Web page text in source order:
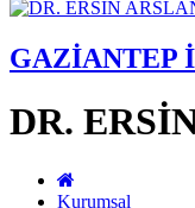
GAZİANTEP
DR.
Kurumsal